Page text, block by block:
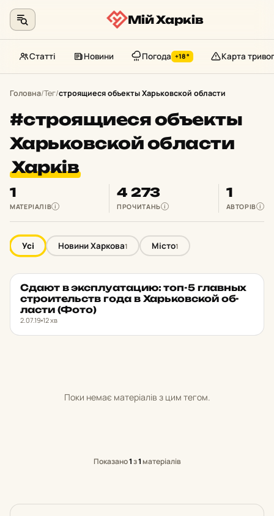
Мій Харків
Статті Новини Погода +18° Карта тривог
Головна/Тег/строящиеся объекты Харьковской области
#строящиеся объекты
Харьковской области
Харків
1
МАТЕРІАЛІВ i
4 273
ПРОЧИТАНЬ i
1
АВТОРІВ i
Усі Новини Харкова1 Місто1
МІСТО ★ ОБРАНЕ
Сдают в эксплу­а­та­цию: топ-5 главных
стро­и­тельств года в Харь­ков­ской об­
лас­ти (Фото)
2.07.19 12 хв
Поки немає матеріалів з цим тегом.
Показано1з1матеріалів